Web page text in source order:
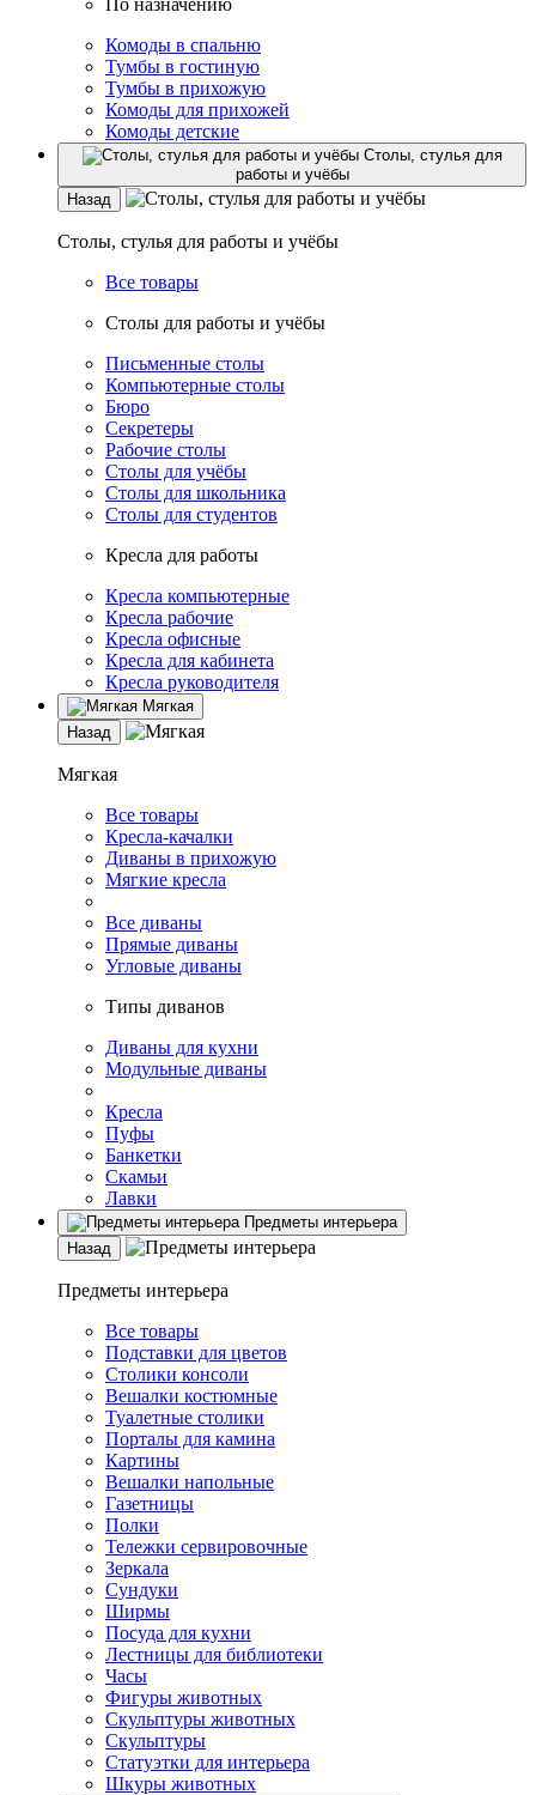
По назначению
Комоды в спальню
Тумбы в гостиную
Тумбы в прихожую
Комоды для прихожей
Комоды детские
Столы, стулья для
работы и учёбы
Назад
Столы, стулья для работы и учёбы
Все товары
Столы для работы и учёбы
Письменные столы
Компьютерные столы
Бюро
Секретеры
Рабочие столы
Столы для учёбы
Столы для школьника
Столы для студентов
Кресла для работы
Кресла компьютерные
Кресла рабочие
Кресла офисные
Кресла для кабинета
Кресла руководителя
Мягкая
Назад
Мягкая
Все товары
Кресла-качалки
Диваны в прихожую
Мягкие кресла
Все диваны
Прямые диваны
Угловые диваны
Типы диванов
Диваны для кухни
Модульные диваны
Кресла
Пуфы
Банкетки
Скамьи
Лавки
Предметы интерьера
Назад
Предметы интерьера
Все товары
Подставки для цветов
Столики консоли
Вешалки костюмные
Туалетные столики
Порталы для камина
Картины
Вешалки напольные
Газетницы
Полки
Тележки сервировочные
Зеркала
Сундуки
Ширмы
Посуда для кухни
Лестницы для библиотеки
Часы
Фигуры животных
Скульптуры животных
Скульптуры
Статуэтки для интерьера
Шкуры животных